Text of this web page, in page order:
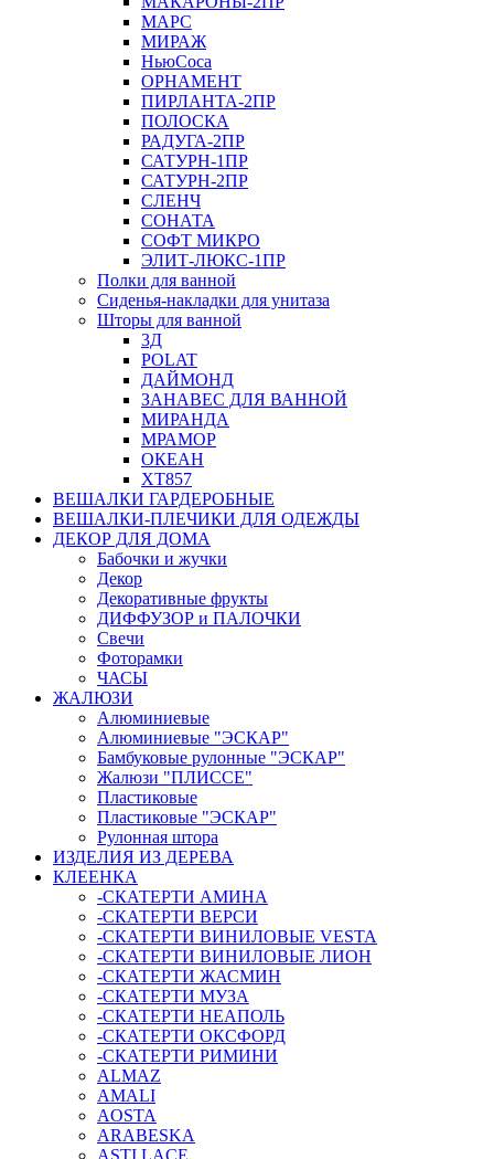
МАРС
МИРАЖ
НьюСоса
ОРНАМЕНТ
ПИРЛАНТА-2ПР
ПОЛОСКА
РАДУГА-2ПР
САТУРН-1ПР
САТУРН-2ПР
СЛЕНЧ
СОНАТА
СОФТ МИКРО
ЭЛИТ-ЛЮКС-1ПР
Полки для ванной
Сиденья-накладки для унитаза
Шторы для ванной
3Д
POLAT
ДАЙМОНД
ЗАНАВЕС ДЛЯ ВАННОЙ
МИРАНДА
МРАМОР
ОКЕАН
ХТ857
ВЕШАЛКИ ГАРДЕРОБНЫЕ
ВЕШАЛКИ-ПЛЕЧИКИ ДЛЯ ОДЕЖДЫ
ДЕКОР ДЛЯ ДОМА
Бабочки и жучки
Декор
Декоративные фрукты
ДИФФУЗОР и ПАЛОЧКИ
Свечи
Фоторамки
ЧАСЫ
ЖАЛЮЗИ
Алюминиевые
Алюминиевые "ЭСКАР"
Бамбуковые рулонные "ЭСКАР"
Жалюзи "ПЛИССЕ"
Пластиковые
Пластиковые "ЭСКАР"
Рулонная штора
ИЗДЕЛИЯ ИЗ ДЕРЕВА
КЛЕЕНКА
-СКАТЕРТИ АМИНА
-СКАТЕРТИ ВЕРСИ
-СКАТЕРТИ ВИНИЛОВЫЕ VESTA
-СКАТЕРТИ ВИНИЛОВЫЕ ЛИОН
-СКАТЕРТИ ЖАСМИН
-СКАТЕРТИ МУЗА
-СКАТЕРТИ НЕАПОЛЬ
-СКАТЕРТИ ОКСФОРД
-СКАТЕРТИ РИМИНИ
ALMAZ
AMALI
AOSTA
ARABESKA